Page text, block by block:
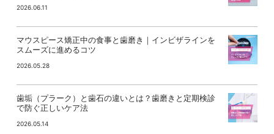
2026.06.11
マウスピース矯正中の食事と歯磨き｜インビザラインを
スムーズに進めるコツ
2026.05.28
歯垢（プラーク）と歯石の違いとは？歯磨きと定期検診
で防ぐ正しいケア法
2026.05.14